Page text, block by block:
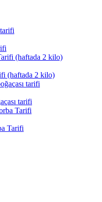
(haftada 2 kilo)
tarifi
Tarifi